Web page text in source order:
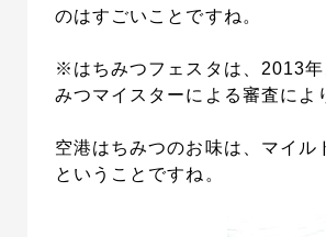
のはすごいことですね。
※はちみつフェスタは、2013
みつマイスターによる審査によ
空港はちみつのお味は、マイ
ということですね。